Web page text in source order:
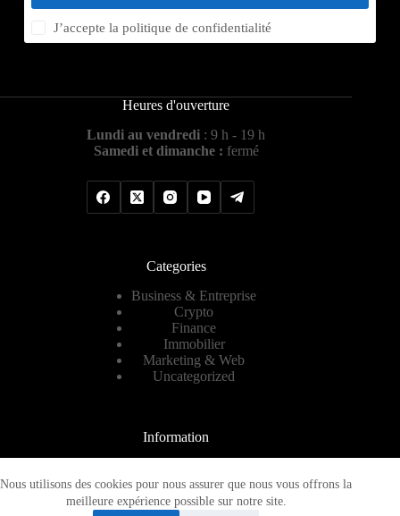
Nous utilisons des cookies pour nous assurer que nous vous offrons la
meilleure expérience possible sur notre site.
J’accepte lapolitique de confidentialité
Heures d'ouverture
Lundi au vendredi : 9 h - 19 h
Samedi et dimanche : fermé
Categories
Business & Entreprise
Crypto
Finance
Immobilier
Marketing & Web
Uncategorized
Information
A propos
Plan de site